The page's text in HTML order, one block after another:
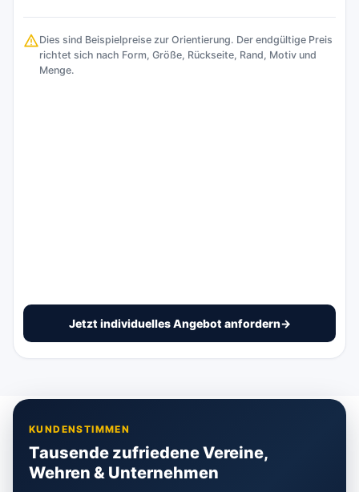
Dies sind Beispielpreise zur Orientierung. Der endgültige Preis
richtet sich nach Form, Größe, Rückseite, Rand, Motiv und
Menge.
Jetzt individuelles Angebot anfordern→
KUNDENSTIMMEN
Tausende zufriedene Vereine,
Wehren & Unternehmen